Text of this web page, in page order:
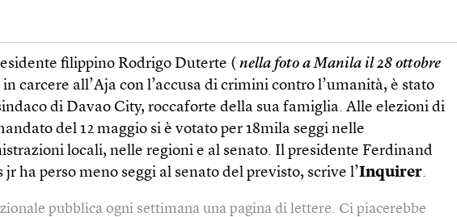
filippino Rodrigo Duterte (nella foto a Manila il 28 ottobre
in carcere all’Aja con l’accusa di crimini contro l’umanità, è stato
di Davao City, roccaforte della sua famiglia. Alle elezioni di
del 12 maggio si è votato per 18mila seggi nelle
locali, nelle regioni e al senato. Il presidente Ferdinand
jr ha perso meno seggi al senato del previsto, scrive l’Inquirer.
pubblica ogni settimana una pagina di lettere. Ci piacerebbe